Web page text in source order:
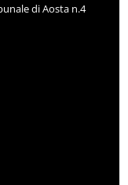
di Aosta n.4